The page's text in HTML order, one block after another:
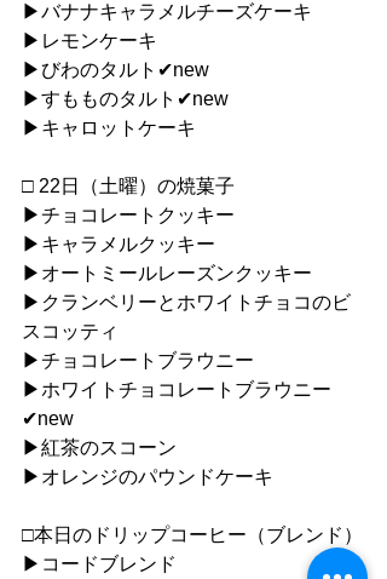
▶︎バナナキャラメルチーズケーキ
▶︎レモンケーキ
▶︎びわのタルト✔︎new
▶︎すもものタルト✔︎new
▶︎キャロットケーキ
□ 22日（土曜）の焼菓子
▶︎チョコレートクッキー
▶︎キャラメルクッキー
▶︎オートミールレーズンクッキー
▶︎クランベリーとホワイトチョコのビ
スコッティ
▶︎チョコレートブラウニー
▶︎ホワイトチョコレートブラウニー
✔︎new
▶︎紅茶のスコーン
▶︎オレンジのパウンドケーキ
□本日のドリップコーヒー（ブレンド）
▶︎コードブレンド